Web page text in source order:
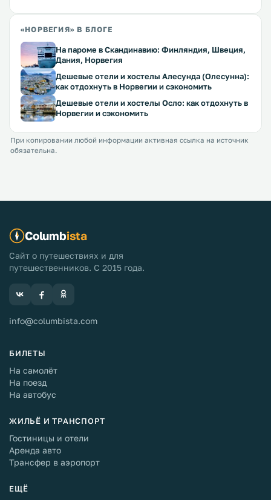
«НОРВЕГИЯ» В БЛОГЕ
На пароме в Скандинавию: Финляндия, Швеция,
Дания, Норвегия
Дешевые отели и хостелы Алесунда (Олесунна):
как отдохнуть в Норвегии и сэкономить
Дешевые отели и хостелы Осло: как отдохнуть в
Норвегии и сэкономить
При копировании любой информации активная ссылка на источник
обязательна.
Columbista
Сайт о путешествиях и для
путешественников. С 2015 года.
info@columbista.com
БИЛЕТЫ
На самолёт
На поезд
На автобус
ЖИЛЬЁ И ТРАНСПОРТ
Гостиницы и отели
Аренда авто
Трансфер в аэропорт
ЕЩЁ